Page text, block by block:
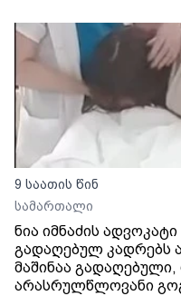
9 საათის წინ
სამართალი
ნია იმნაძის
გადაღებულ კადრებს
მაშინაა
არასრულწლოვანი